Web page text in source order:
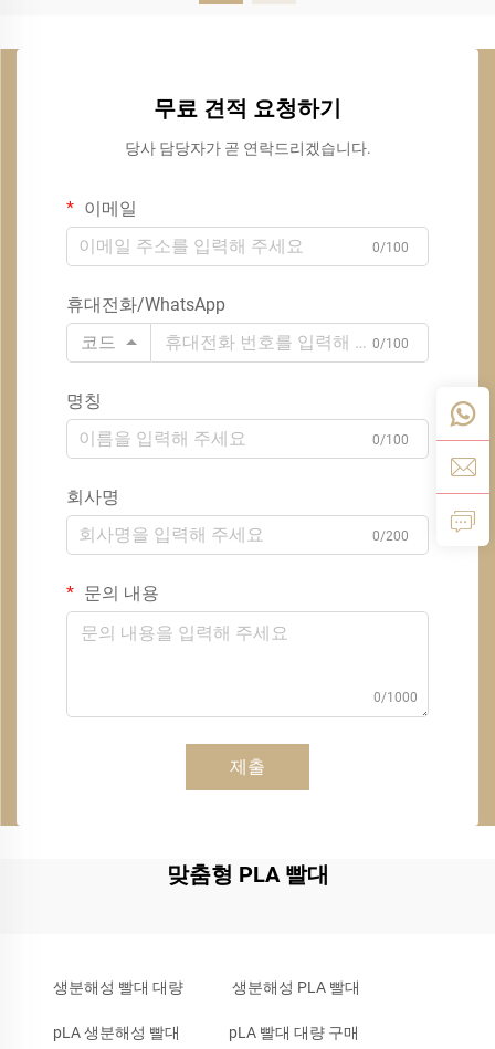
무료 견적 요청하기
당사 담당자가 곧 연락드리겠습니다.
이메일
0/100
휴대전화/WhatsApp
코드
0/100
명칭
0/100
회사명
0/200
문의 내용
0/1000
제출
맞춤형 PLA 빨대
생분해성 빨대 대량 생분해성 PLA 빨대
pLA 생분해성 빨대 pLA 빨대 대량 구매